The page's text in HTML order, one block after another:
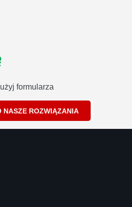
użyj formularza
NASZE ROZWIĄZANIA